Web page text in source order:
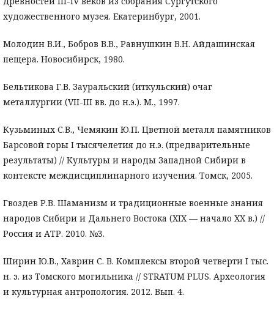
художественного музея. Екатеринбург, 2001.
Молодин В.И., Бобров В.В., Равнушкин В.Н. Айдашинская
пещера. Новосибирск, 1980.
Бельтикова Г.В. Зауральский (иткульский) очаг
металлургии (VII-III вв. до н.э.). М., 1997.
Кузьминых С.В., Чемякин Ю.П. Цветной металл памятников
Барсовой горы I тысячелетия до н.э. (предварительные
результаты) // Культуры и народы Западной Сибири в
контексте междисциплинарного изучения. Томск, 2005.
Гвоздев Р.В. Шаманизм и традиционные военные знания
народов Сибири и Дальнего Востока (XIX — начало XX в.) //
Россия и АТР. 2010. №3.
Ширин Ю.В., Хаврин С. В. Комплексы второй четверти I тыс.
н. э. из Томского могильника // STRATUM PLUS. Археология
и культурная антропология. 2012. Вып. 4.